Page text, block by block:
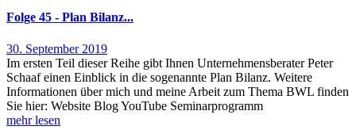
Folge 45 - Plan Bilanz...
30. September 2019
Im ersten Teil dieser Reihe gibt Ihnen Unternehmensberater Peter
Schaaf einen Einblick in die sogenannte Plan Bilanz. Weitere
Informationen über mich und meine Arbeit zum Thema BWL finden
Sie hier: Website Blog YouTube Seminarprogramm
mehr lesen